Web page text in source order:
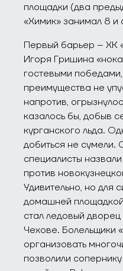
площадки (два
«Химик» занимал 8 и
Первый барьер – ХК
Игоря Гришина
гостевыми
преимущества не
напротив,
казалось бы, добыв
курганского льда.
добиться не
специалисты
против
Удивительно, но для
домашней
стал ледовый
Чехове. Болельщики
организовать
позволили